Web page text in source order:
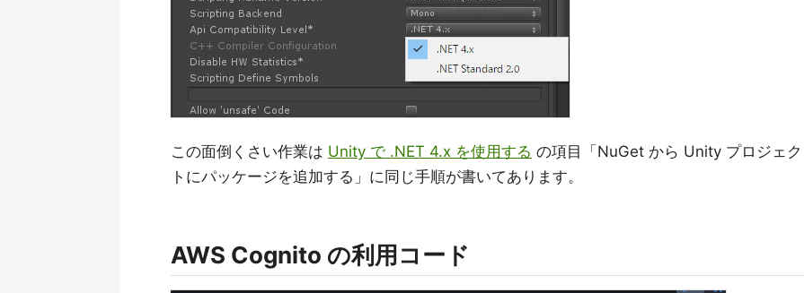
この面倒くさい作業は Unity で .NET 4.x を使用する の項目「NuGet から Unity プロジェク
トにパッケージを追加する」に同じ手順が書いてあります。
AWS Cognito の利用コード